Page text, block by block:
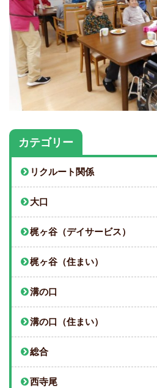
カテゴリー
リクルート関係
大口
梶ヶ谷（デイサービス）
梶ヶ谷（住まい）
溝の口
溝の口（住まい）
総合
西寺尾